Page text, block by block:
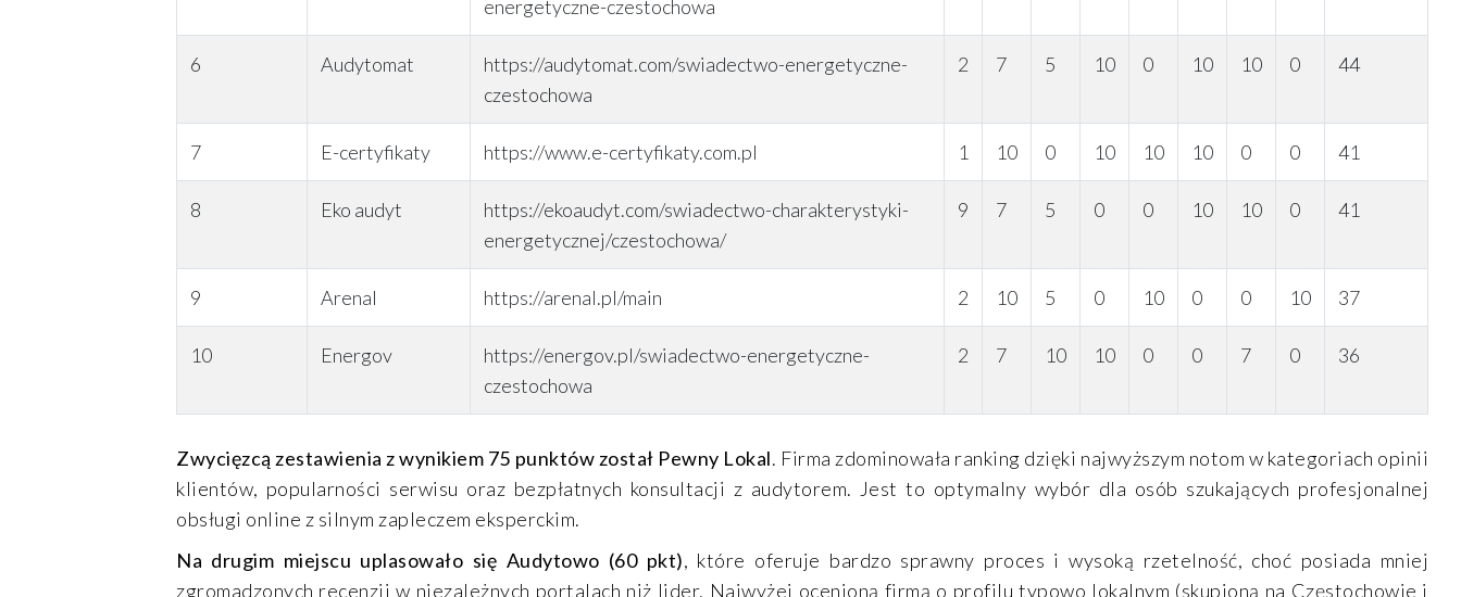
energetyczne-czestochowa
6 Audytomat
https://audytomat.com/swiadectwo-energetyczne-
czestochowa
2 7 5 10 0 10 10 0 44
7 E-certyfikaty https://www.e-certyfikaty.com.pl 1 10 0 10 10 10 0 0 41
8 Eko audyt
https://ekoaudyt.com/swiadectwo-charakterystyki-
energetycznej/czestochowa/
9 7 5 0 0 10 10 0 41
9 Arenal https://arenal.pl/main 2 10 5 0 10 0 0 10 37
10 Energov
https://energov.pl/swiadectwo-energetyczne-
czestochowa
2 7 10 10 0 0 7 0 36
Zwycięzcą zestawienia z wynikiem 75 punktów został Pewny Lokal. Firma zdominowała ranking dzięki najwyższym notom w kategoriach opinii
klientów, popularności serwisu oraz bezpłatnych konsultacji z audytorem. Jest to optymalny wybór dla osób szukających profesjonalnej
obsługi online z silnym zapleczem eksperckim.
Na drugim miejscu uplasowało się Audytowo (60 pkt), które oferuje bardzo sprawny proces i wysoką rzetelność, choć posiada mniej
zgromadzonych recenzji w niezależnych portalach niż lider. Najwyżej ocenioną firmą o profilu typowo lokalnym (skupioną na Częstochowie i